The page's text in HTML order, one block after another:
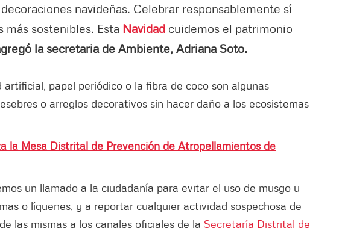
navideñas. Celebrar responsablemente sí
más sostenibles. Esta Navidad cuidemos el patrimonio
la secretaria de Ambiente, Adriana Soto.
artificial, papel periódico o la fibra de coco son algunas
o arreglos decorativos sin hacer daño a los ecosistemas
la Mesa Distrital de Prevención de Atropellamientos de
un llamado a la ciudadanía para evitar el uso de musgo u
o líquenes, y a reportar cualquier actividad sospechosa de
las mismas a los canales oficiales de la Secretaría Distrital de